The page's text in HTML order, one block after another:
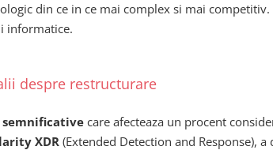
din ce in ce mai complex si mai
informatice.
despre restructurare
care afecteaza un procent
XDR (Extended Detection and Response),